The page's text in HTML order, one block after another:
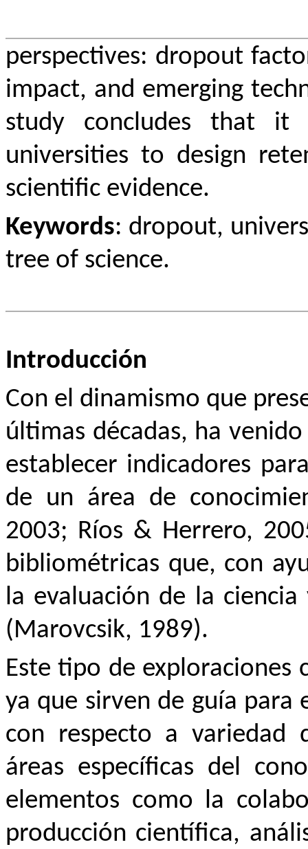
perspectives: dropout
impact, and emerging
study concludes that it
universities to design
scientific evidence.
Keywords: dropout,
tree of science.
Introducción
Con el dinamismo que
últimas décadas, ha
establecer indicadores
de un área de
2003; Ríos & Herrero,
bibliométricas que, con
la evaluación de la
(Marovcsik, 1989).
Este tipo de
ya que sirven de guía
con respecto a variedad
áreas específicas del
elementos como la
producción científica,